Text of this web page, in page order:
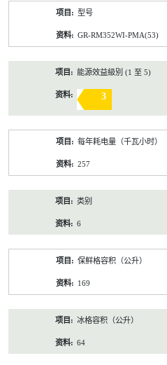
型号
GR-RM352WI-PMA(53)
能源效益級別 (1 至 5)
3
每年耗电量（千瓦小时）
257
类别
6
保鲜格容积（公升）
169
冰格容积（公升）
64